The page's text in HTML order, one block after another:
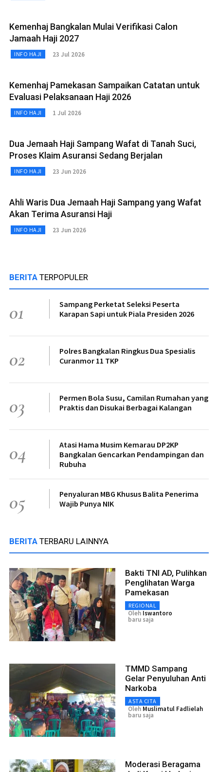
Kemenhaj Bangkalan Mulai Verifikasi Calon
Jamaah Haji 2027
INFO HAJI 23 Jul 2026
Kemenhaj Pamekasan Sampaikan Catatan untuk
Evaluasi Pelaksanaan Haji 2026
INFO HAJI 1 Jul 2026
Dua Jemaah Haji Sampang Wafat di Tanah Suci,
Proses Klaim Asuransi Sedang Berjalan
INFO HAJI 23 Jun 2026
Ahli Waris Dua Jemaah Haji Sampang yang Wafat
Akan Terima Asuransi Haji
INFO HAJI 23 Jun 2026
BERITA TERPOPULER
01
Sampang Perketat Seleksi Peserta
Karapan Sapi untuk Piala Presiden 2026
02
Polres Bangkalan Ringkus Dua Spesialis
Curanmor 11 TKP
03
Permen Bola Susu, Camilan Rumahan yang
Praktis dan Disukai Berbagai Kalangan
04
Atasi Hama Musim Kemarau DP2KP
Bangkalan Gencarkan Pendampingan dan
Rubuha
05
Penyaluran MBG Khusus Balita Penerima
Wajib Punya NIK
BERITA TERBARU LAINNYA
Bakti TNI AD, Pulihkan
Penglihatan Warga
Pamekasan
REGIONAL
Oleh Iswantoro
baru saja
TMMD Sampang
Gelar Penyuluhan Anti
Narkoba
ASTA CITA
Oleh Muslimatul Fadlielah
baru saja
Moderasi Beragama